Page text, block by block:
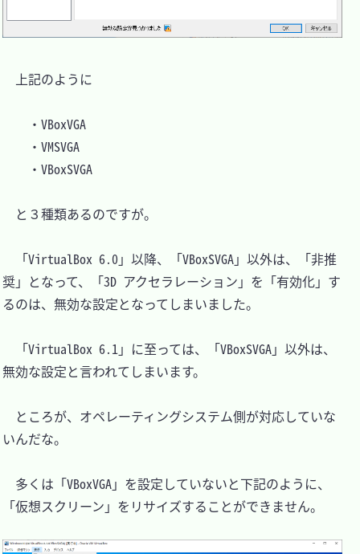
上記のように
と３種類あるのですが。
「VirtualBox 6.0」以降、「VBoxSVGA」以外は、「非推
奨」となって、「3D アクセラレーション」を「有効化」す
るのは、無効な設定となってしまいました。
「VirtualBox 6.1」に至っては、「VBoxSVGA」以外は、
無効な設定と言われてしまいます。
ところが、オペレーティングシステム側が対応していな
いんだな。
多くは「VBoxVGA」を設定していないと下記のように、
「仮想スクリーン」をリサイズすることができません。